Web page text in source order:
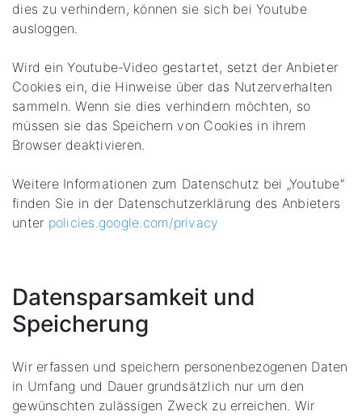
dies zu verhindern, können sie sich bei Youtube
ausloggen.
Wird ein Youtube-Video gestartet, setzt der Anbieter
Cookies ein, die Hinweise über das Nutzerverhalten
sammeln. Wenn sie dies verhindern möchten, so
müssen sie das Speichern von Cookies in ihrem
Browser deaktivieren.
Weitere Informationen zum Datenschutz bei „Youtube“
finden Sie in der Datenschutzerklärung des Anbieters
unter policies.google.com/privacy
Datensparsamkeit und
Speicherung
Wir erfassen und speichern personenbezogenen Daten
in Umfang und Dauer grundsätzlich nur um den
gewünschten zulässigen Zweck zu erreichen. Wir